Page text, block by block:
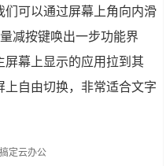
们可以通过屏幕上角向内滑
减按键唤出一步功能界
屏幕上显示的应用拉到其
自由切换，非常适合文字